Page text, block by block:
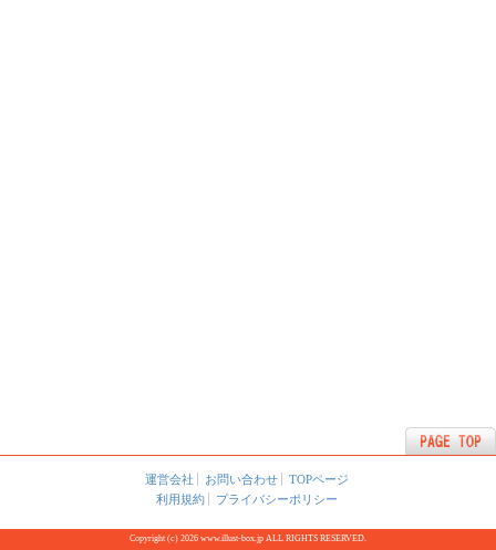
運営会社 お問い合わせ
TOPページ
利用規約
プライバシーポリシー
Copyright (c) 2026 www.illust-box.jp ALL RIGHTS RESERVED.